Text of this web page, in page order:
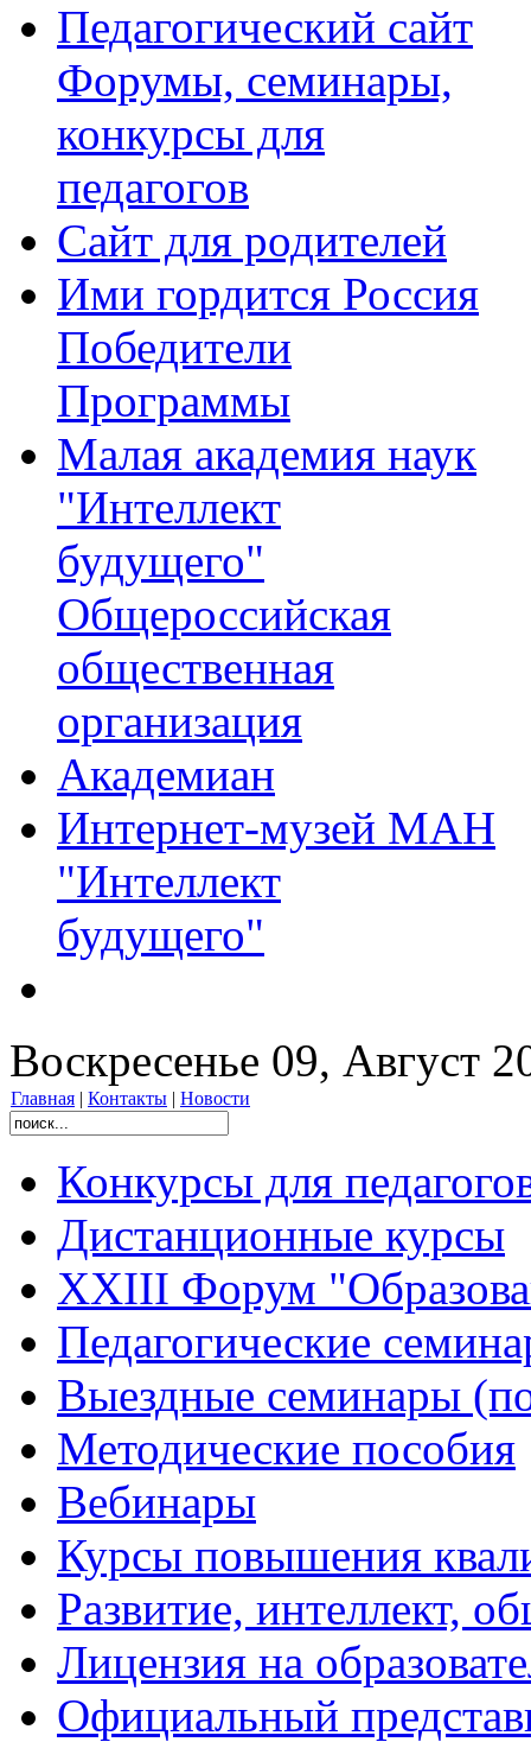
Педагогический сайт
Форумы, семинары,
конкурсы для
педагогов
Сайт для родителей
Ими гордится Россия
Победители
Программы
Малая академия наук
"Интеллект
будущего"
Общероссийская
общественная
организация
Академиан
Интернет-музей МАН
"Интеллект
будущего"
Воскресенье 09, Август
Главная | Контакты | Новости
Конкурсы для
Дистанционные курсы
XXIII Форум
Педагогические
Выездные семинары
Методические пособия
Вебинары
Курсы повышения
Развитие, интеллект,
Лицензия на
Официальный